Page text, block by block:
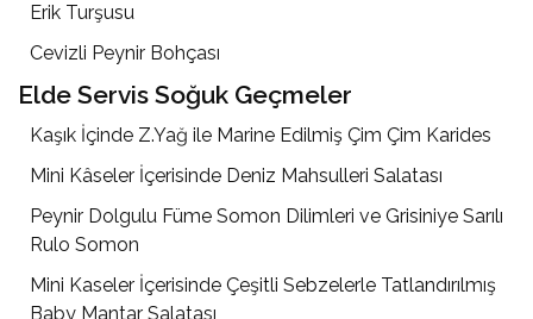
Erik Turşusu
Cevizli Peynir Bohçası
Elde Servis Soğuk Geçmeler
Kaşık İçinde Z.Yağ ile Marine Edilmiş Çim Çim Karides
Mini Kâseler İçerisinde Deniz Mahsulleri Salatası
Peynir Dolgulu Füme Somon Dilimleri ve Grisiniye Sarılı
Rulo Somon
Mini Kaseler İçerisinde Çeşitli Sebzelerle Tatlandırılmış
Baby Mantar Salatası